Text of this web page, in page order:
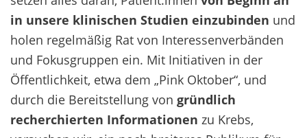
in unsere klinischen Studien einzubinden und
holen regelmäßig Rat von Interessenverbänden
und Fokusgruppen ein. Mit Initiativen in der
Öffentlichkeit, etwa dem „Pink Oktober“, und
durch die Bereitstellung von gründlich
recherchierten Informationen zu Krebs,